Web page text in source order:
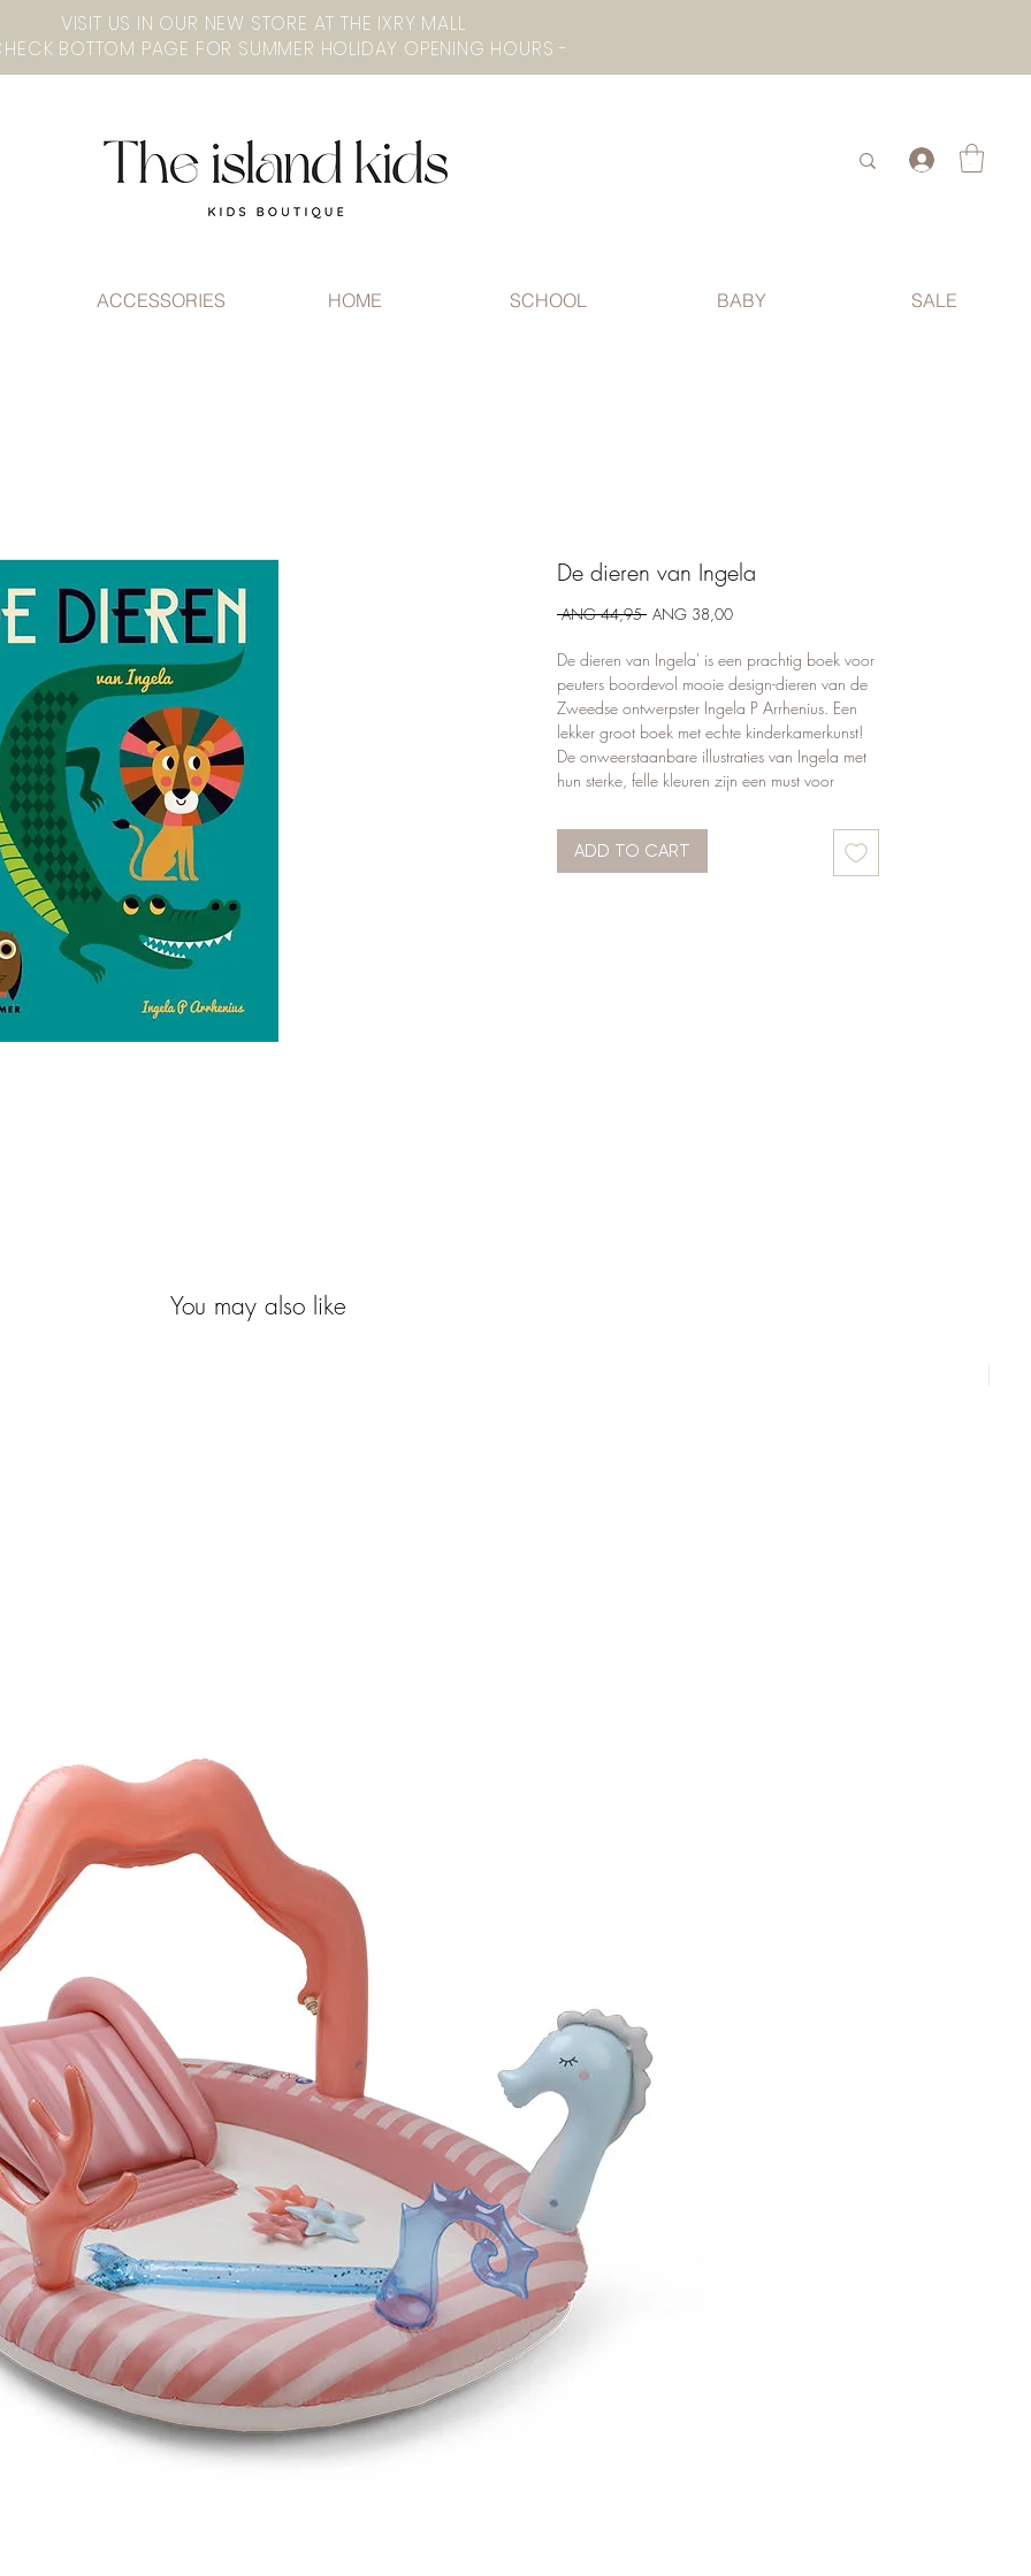
- CHECK BOTTOM PAGE FOR SUMMER HOLIDAY OPENING HOURS -
.
ACCESSORIES HOME SCHOOL BABY SALE
De dieren van Ingela
ANG 44,95 Regular
ANG 38,00Sale
De dieren van Ingela' is een prachtig boek voor
peuters boordevol mooie design-dieren van de
Zweedse ontwerpster Ingela P Arrhenius. Een
lekker groot boek met echte kinderkamerkunst!
De onweerstaanbare illustraties van Ingela met
hun sterke, felle kleuren zijn een must voor
Haar werk (niet alleen boeken, maar ook
allerlei merchandiseartikelen en posters) is
geregeld te zien in designbladen en op blogs
ADD TO CART
You may also like